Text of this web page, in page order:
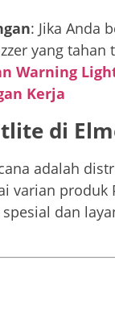
: Jika Anda
yang
Warning
Kerja
di
adalah
varian
dan